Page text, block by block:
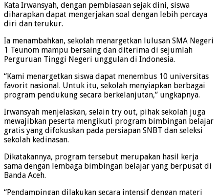
Kata Irwansyah, dengan pembiasaan sejak dini, siswa
diharapkan dapat mengerjakan soal dengan lebih percaya
diri dan terukur.
Ia menambahkan, sekolah menargetkan lulusan SMA Negeri
1 Teunom mampu bersaing dan diterima di sejumlah
Perguruan Tinggi Negeri unggulan di Indonesia.
“Kami menargetkan siswa dapat menembus 10 universitas
favorit nasional. Untuk itu, sekolah menyiapkan berbagai
program pendukung secara berkelanjutan,” ungkapnya.
Irwansyah menjelaskan, selain try out, pihak sekolah juga
mewajibkan peserta mengikuti program bimbingan belajar
gratis yang difokuskan pada persiapan SNBT dan seleksi
sekolah kedinasan.
Dikatakannya, program tersebut merupakan hasil kerja
sama dengan lembaga bimbingan belajar yang berpusat di
Banda Aceh.
“Pendampingan dilakukan secara intensif dengan materi